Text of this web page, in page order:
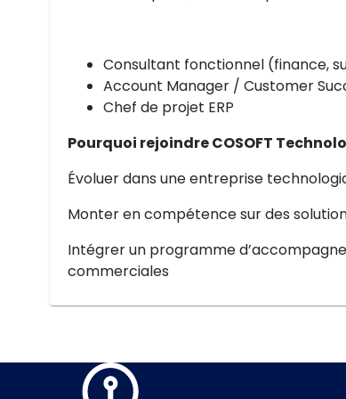
Consultant fonctionnel (finance,
Account Manager / Customer
Chef de projet ERP
Pourquoi rejoindre COSOFT
Évoluer dans une entreprise
Monter en compétence sur des
Intégrer un programme
commerciales